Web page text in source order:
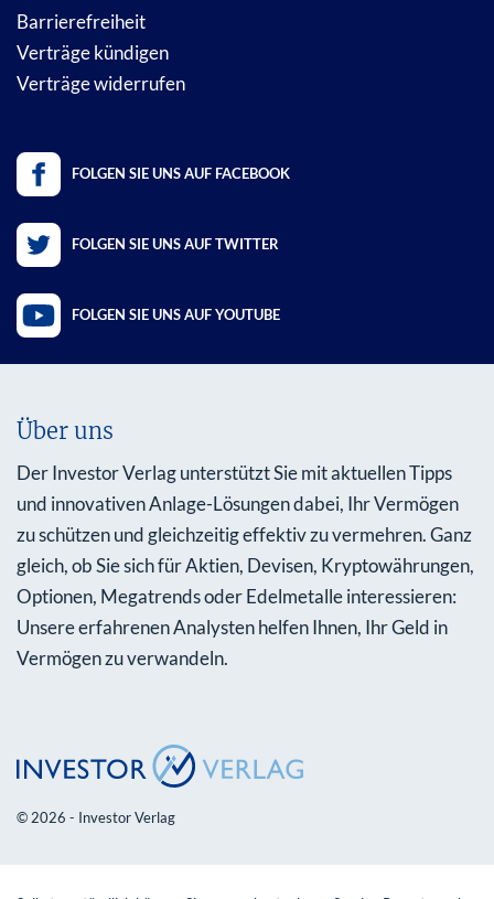
Barrierefreiheit
Verträge kündigen
Verträge widerrufen
FOLGEN SIE UNS AUF FACEBOOK
FOLGEN SIE UNS AUF TWITTER
FOLGEN SIE UNS AUF YOUTUBE
Über uns
Der Investor Verlag unterstützt Sie mit aktuellen Tipps
und innovativen Anlage-Lösungen dabei, Ihr Vermögen
zu schützen und gleichzeitig effektiv zu vermehren. Ganz
gleich, ob Sie sich für Aktien, Devisen, Kryptowährungen,
Optionen, Megatrends oder Edelmetalle interessieren:
Unsere erfahrenen Analysten helfen Ihnen, Ihr Geld in
Vermögen zu verwandeln.
© 2026 - Investor Verlag